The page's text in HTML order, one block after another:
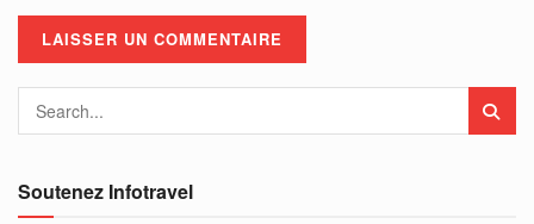
Soutenez Infotravel